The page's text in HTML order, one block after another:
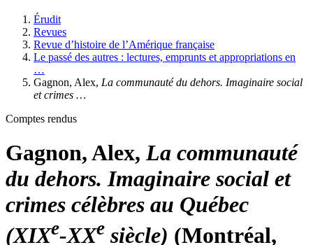
Érudit
Revues
Revue d’histoire de l’Amérique française
Le passé des autres : lectures, emprunts et appropriations en
…
Gagnon, Alex, La communauté du dehors. Imaginaire social
et crimes …
Comptes rendus
Gagnon, Alex, La communauté
du dehors. Imaginaire social et
crimes célèbres au Québec
(XIXe-XXe siècle) (Montréal,